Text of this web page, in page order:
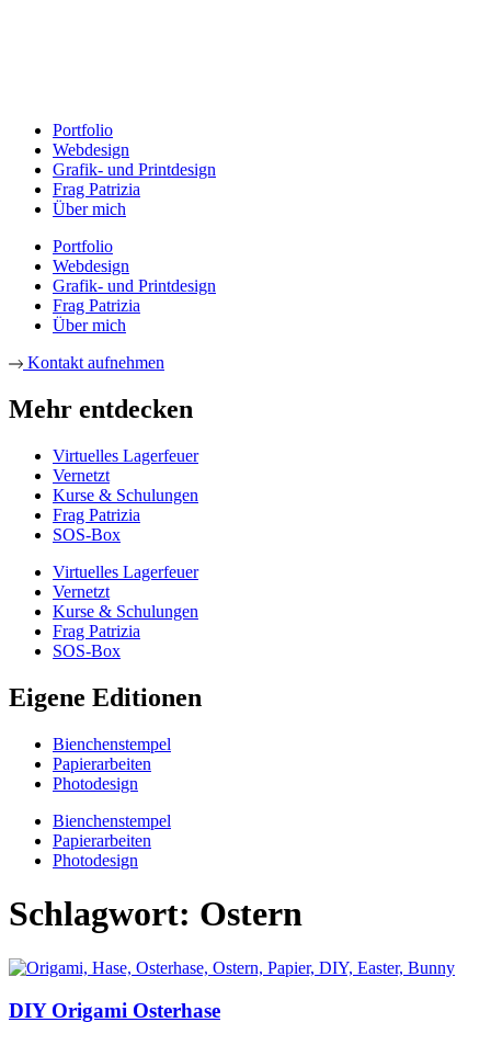
Portfolio
Webdesign
Grafik- und Printdesign
Frag Patrizia
Über mich
Portfolio
Webdesign
Grafik- und Printdesign
Frag Patrizia
Über mich
Kontakt aufnehmen
Mehr entdecken
Virtuelles Lagerfeuer
Vernetzt
Kurse & Schulungen
Frag Patrizia
SOS-Box
Virtuelles Lagerfeuer
Vernetzt
Kurse & Schulungen
Frag Patrizia
SOS-Box
Eigene Editionen
Bienchenstempel
Papierarbeiten
Photodesign
Bienchenstempel
Papierarbeiten
Photodesign
Schlagwort: Ostern
DIY Origami Osterhase